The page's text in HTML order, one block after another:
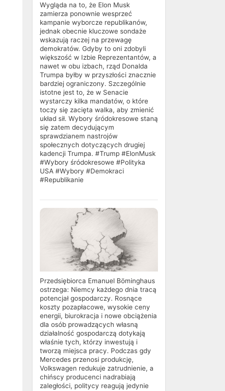
Wygląda na to, że Elon Musk
zamierza ponownie wesprzeć
kampanie wyborcze republikanów,
jednak obecnie kluczowe sondaże
wskazują raczej na przewagę
demokratów. Gdyby to oni zdobyli
większość w Izbie Reprezentantów, a
nawet w obu izbach, rząd Donalda
Trumpa byłby w przyszłości znacznie
bardziej ograniczony. Szczególnie
istotne jest to, że w Senacie
wystarczy kilka mandatów, o które
toczy się zacięta walka, aby zmienić
układ sił. Wybory śródokresowe staną
się zatem decydującym
sprawdzianem nastrojów
społecznych dotyczących drugiej
kadencji Trumpa. #Trump #ElonMusk
#Wybory śródokresowe #Polityka
USA #Wybory #Demokraci
#Republikanie
Przedsiębiorca Emanuel Böminghaus
ostrzega: Niemcy każdego dnia tracą
potencjał gospodarczy. Rosnące
koszty pozapłacowe, wysokie ceny
energii, biurokracja i nowe obciążenia
dla osób prowadzących własną
działalność gospodarczą dotykają
właśnie tych, którzy inwestują i
tworzą miejsca pracy. Podczas gdy
Mercedes przenosi produkcję,
Volkswagen redukuje zatrudnienie, a
chińscy producenci nadrabiają
zaległości, politycy reagują jedynie